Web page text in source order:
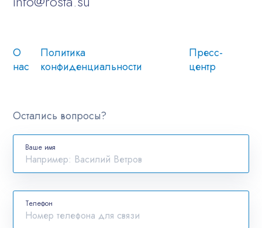
О
нас
Политика
конфиденциальности
Пресс-
центр
Остались вопросы?
Ваше имя
Телефон